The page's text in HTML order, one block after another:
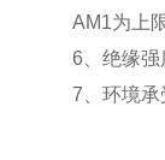
AM1为上
6 、绝缘
7 、环境